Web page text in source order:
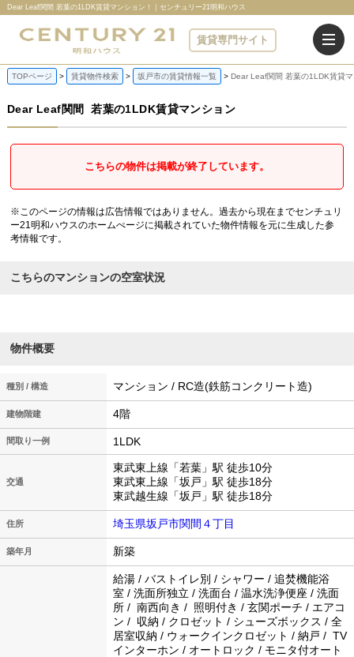
賃貸専門サイト
Dear Leaf関間 若葉の1LDK賃貸マンション！｜センチュリー21明和ハウス
TOPページ 賃貸物件検索 坂戸市の賃貸情報一覧 Dear Leaf関間 若葉の1LDK賃貸
Dear Leaf関間 若葉の1LDK賃貸マンション
こちらの物件は掲載が終了しています。
※このページの情報は広告情報ではありません。過去から現在までセンチュリ
ー21明和ハウスのホームぺージに掲載されていた物件情報を元に生成した参
考情報です。
こちらのマンションの空室状況
物件概要
種別 / 構造 マンション / RC造(鉄筋コンクリート造)
建物階建 4階
間取り一例 1LDK
交通
東武東上線「若葉」駅 徒歩10分
東武東上線「坂戸」駅 徒歩18分
東武越生線「坂戸」駅 徒歩18分
住所 埼玉県坂戸市関間４丁目
築年月 新築
給湯 / バストイレ別 / シャワー / 追焚機能浴
室 / 洗面所独立 / 洗面台 / 温水洗浄便座 / 洗面
所 / 南西向き / 照明付き / 玄関ポーチ / エアコ
ン / 収納 / クロゼット / シューズボックス / 全
居室収納 / ウォークインクロゼット / 納戸 / TV
インターホン / オートロック / モニタ付オート